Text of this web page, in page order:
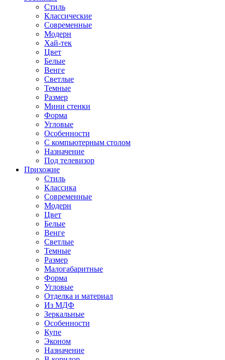
Стиль
Классические
Современные
Модерн
Хай-тек
Цвет
Белые
Венге
Светлые
Темные
Размер
Мини стенки
Форма
Угловые
Особенности
С компьютерным столом
Назначение
Под телевизор
Прихожие
Стиль
Классика
Современные
Модерн
Цвет
Белые
Венге
Светлые
Темные
Размер
Малогабаритные
Форма
Угловые
Отделка и материал
Из МДФ
Зеркальные
Особенности
Купе
Эконом
Назначение